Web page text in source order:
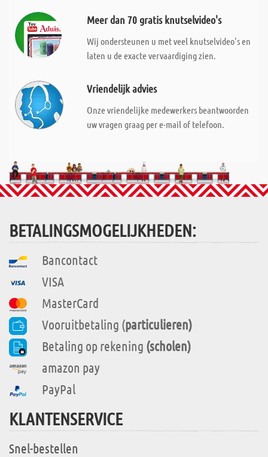
Meer dan 70 gratis knutselvideo's
Wij ondersteunen u met veel knutselvideo's en
laten u de exacte vervaardiging zien.
Vriendelijk advies
Onze vriendelijke medewerkers beantwoorden
uw vragen graag per e-mail of telefoon.
BETALINGSMOGELIJKHEDEN:
Bancontact
VISA
MasterCard
Vooruitbetaling (particulieren)
Betaling op rekening (scholen)
amazon pay
PayPal
KLANTENSERVICE
Snel-bestellen